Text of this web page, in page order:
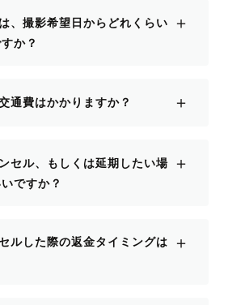
、撮影希望日からどれくらい
か？
＋
通費はかかりますか？ ＋
セル、もしくは延期したい場
ですか？
＋
ルした際の返金タイミングは
＋